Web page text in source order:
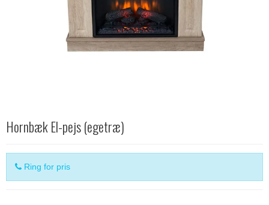
Hornbæk El-pejs (egetræ)
Ring for pris